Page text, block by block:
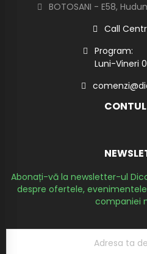
BOTOSANI - E58,
Call
Program:
Luni-Vineri
Abonați-vă la newsletter-ul
despre ofertele,
companiei